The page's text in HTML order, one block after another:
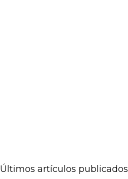
Últimos artículos publicados